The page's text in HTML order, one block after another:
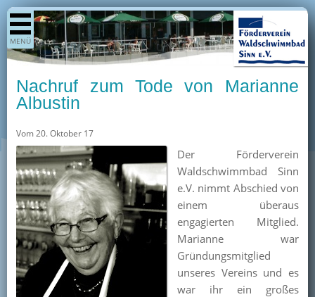
MENÜ
Shop
Aktuelles
Termine
/ Preise
Kurse
Kioskangebote
Unterstützer
Über uns
Team
Nachruf zum Tode von Marianne
Albustin
Vom 20. Oktober 17
Der Förderverein
Waldschwimmbad Sinn
e.V. nimmt Abschied von
einem überaus
engagierten Mitglied.
Marianne war
Gründungsmitglied
unseres Vereins und es
war ihr ein großes